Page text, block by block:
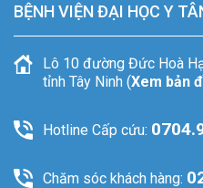
BỆNH VIỆN ĐẠI HỌC Y
Lô 10 đường Đức Hoà
tỉnh Tây Ninh (Xem bản
Hotline Cấp cứu:
Chăm sóc khách hàng: